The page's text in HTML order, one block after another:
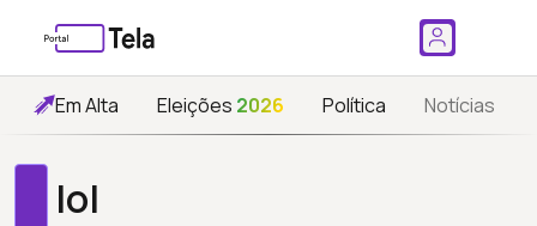
Em Alta Eleições 2026 Política Notícias
lol